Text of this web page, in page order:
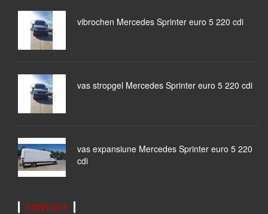
vibrochen Mercedes Sprinter euro 5 220 cdi
vas stropgel Mercedes Sprinter euro 5 220 cdi
vas expansiune Mercedes Sprinter euro 5 220
cdi
CONTACT